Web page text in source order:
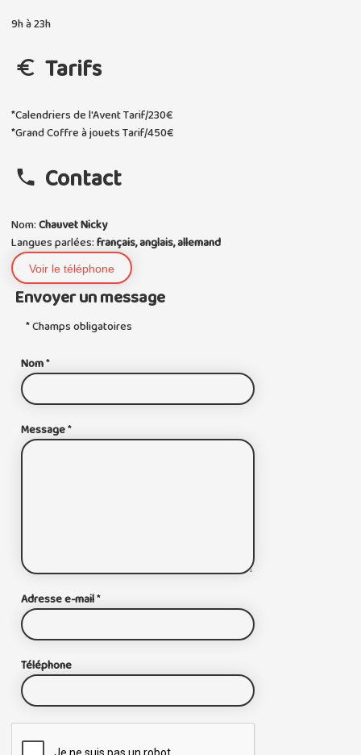
9h à 23h
Tarifs
*Calendriers de l'Avent Tarif/230€
*Grand Coffre à jouets Tarif/450€
Contact
Nom:Chauvet Nicky
Langues parlées:français, anglais, allemand
Voir le téléphone
Envoyer un message
* Champs obligatoires
Nom*
Message*
Adresse e-mail*
Téléphone